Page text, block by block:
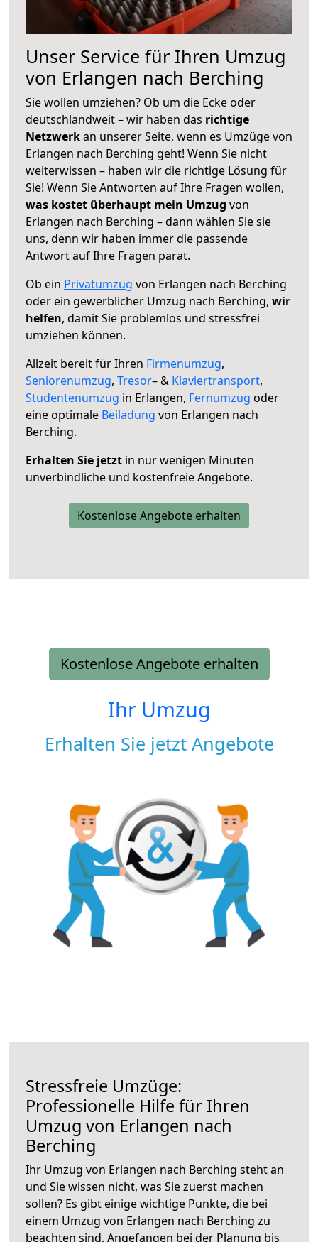
Unser Service für Ihren Umzug
von Erlangen nach Berching
Sie wollen umziehen? Ob um die Ecke oder
deutschlandweit – wir haben das richtige
Netzwerkan unserer Seite, wenn es Umzüge von
Erlangen nach Berching geht! Wenn Sie nicht
weiterwissen – haben wir die richtige Lösung für
Sie! Wenn Sie Antworten auf Ihre Fragen wollen,
was kostet überhaupt mein Umzug von
Erlangen nach Berching – dann wählen Sie sie
uns, denn wir haben immer die passende
Antwort auf Ihre Fragen parat.
Ob ein Privatumzug von Erlangen nach Berching
oder ein gewerblicher Umzug nach Berching, wir
helfen, damit Sie problemlos und stressfrei
umziehen können.
Allzeit bereit für Ihren Firmenumzug,
Seniorenumzug, Tresor– & Klaviertransport,
Studentenumzug in Erlangen, Fernumzug oder
eine optimale Beiladung von Erlangen nach
Berching.
Erhalten Sie jetzt in nur wenigen Minuten
unverbindliche und kostenfreie Angebote.
Kostenlose Angebote erhalten
Kostenlose Angebote erhalten
Ihr Umzug
Erhalten Sie jetzt Angebote
Stressfreie Umzüge:
Professionelle Hilfe für Ihren
Umzug von Erlangen nach
Berching
Ihr Umzug von Erlangen nach Berching steht an
und Sie wissen nicht, was Sie zuerst machen
sollen? Es gibt einige wichtige Punkte, die bei
einem Umzug von Erlangen nach Berching zu
beachten sind. Angefangen bei der Planung bis